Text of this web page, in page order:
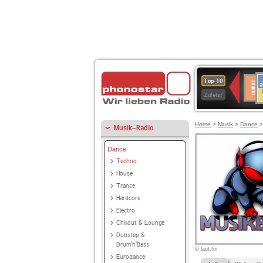
Top 10
Zuletzt
Kultur
Musik-Radio
Dance
Techno
House
Trance
Hardcore
Electro
Chillout & Lounge
Dubstep &
Drum'n'Bass
Eurodance
Home > Musik > Dance >
© laut.fm